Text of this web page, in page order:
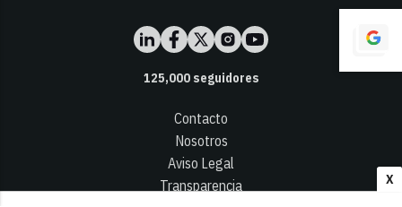
X
125,000seguidores
Contacto
Nosotros
Aviso Legal
Transparencia